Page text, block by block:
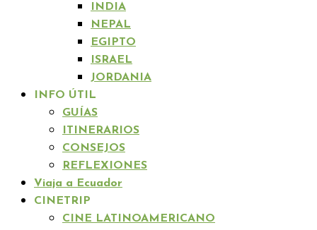
INDIA
NEPAL
EGIPTO
ISRAEL
JORDANIA
INFO ÚTIL
GUÍAS
ITINERARIOS
CONSEJOS
REFLEXIONES
Viaja a Ecuador
CINETRIP
CINE LATINOAMERICANO